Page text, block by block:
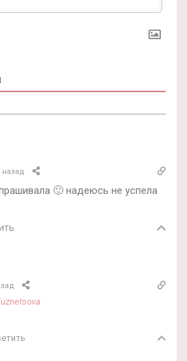
назад
🙂 надеюсь не успела